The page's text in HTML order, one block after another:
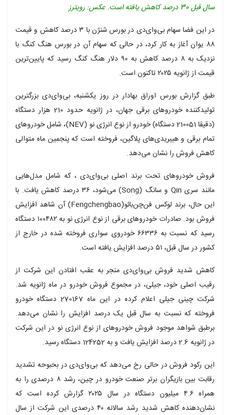
سال قبل 30 درصد کاهش یافته است. عکس: رویترز
در این فضا سهام بی‌وای‌دی در بورس شنژن با ۳ درصد کاهش و قیمت
۸۸ یوان آغاز به کار کرد، در حالی که سهام آن در بورس هنگ کنگ با
نزدیک به ۸ درصد کاهش به ۹۰ دلار هنگ کنگ رسید که پایین‌ترین
قیمت از ژانویه ۲۰۲۵ تاکنون است.
طبق گزارش بورس اوراق بهادار در روز یکشنبه، بی‌وای‌دی بزرگترین
تولیدکننده خودروهای برقی جهان، در ژانویه حدود 210 هزار دستگاه
(دقیقا 210051 دستگاه) خودرو از نوع انرژی نو (NEV)، شامل خودروهای
تمام برقی و هیبریدی‌های پلاگین، فروخته است که پنجمین ماه متوالی
کاهش فروش را نشان می‌دهد.
فروش خودروهای تحت برند اصلی بی‌وای‌دی ، که شامل مدل‌هایی
مانند سری Qin و سانگ (Song) می‌شود، ۳۶ درصد کاهش یافت. با
این حال، برند لوکس فن‌چن‌بائو(Fengchengbao) آن شاهد افزایش
فروش بود. صادرات خودروهای برقی از نوع انرژی نو به ۱۰۰۴۸۲ دستگاه
رسید که نسبت به ۶۶۳۳۶ خودروی سواری فروخته شده در خارج از
کشور در سال قبل، ۵۱ درصد افزایش یافته است.
کاهش شدید فروش بی‌وای‌دی منجر به عقب افتادن این شرکت از
رقیب اصلی خود، جیلی، در مجموع فروش خودرو در ماه ژانویه شد.
شرکت چینی جیلی اعلام کرده در این ماه 270167 دستگاه خودرو
فروخته که نسبت به سال قبل یک درصد افزایش را نشان می‌دهد.
برطبق شواهد موجود فروش خودروهای از نوع انرژی نو در این شرکت
در ژانویه 2.6 درصد افزایش یافت و به 124252 دستگاه رسید.
این رکود فروش در حالی رخ می‌دهد که بی‌وای‌دی در بحبوحه تشدید
رقابت بین بازیگران برتر صنعت خودرو در چین، رشد ۸ درصدی را به
همراه ۴.۶ میلیون دستگاه در سال ۲۰۲۵ گزارش کرده است که
نشان‌دهنده کاهش شدید رشد سالانه ۴۰ درصدی این شرکت از سال